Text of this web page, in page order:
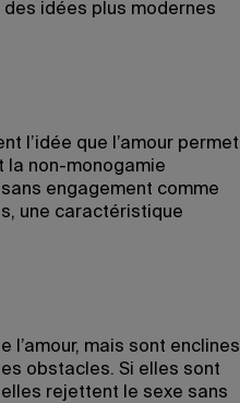
idées plus modernes
l’idée que l’amour permet
la non-monogamie
engagement comme
une caractéristique
l’amour, mais sont enclines
obstacles. Si elles sont
rejettent le sexe sans